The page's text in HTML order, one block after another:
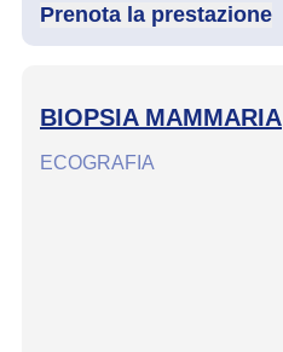
Prenota la prestazione
BIOPSIA MAMMARIA
ECOGRAFIA